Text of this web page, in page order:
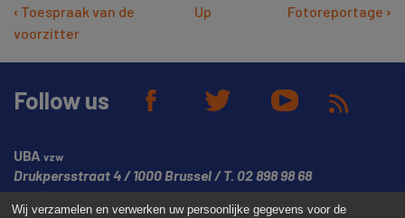
Wij verzamelen en verwerken uw persoonlijke gegevens voor de
Book
traversal
for
van
de
‹ Toespraak van de
voorzitter
Up Fotoreportage ›
Follow us
UBA vzw
Drukpersstraat 4 1000 Brussel T. 02 898 98 68